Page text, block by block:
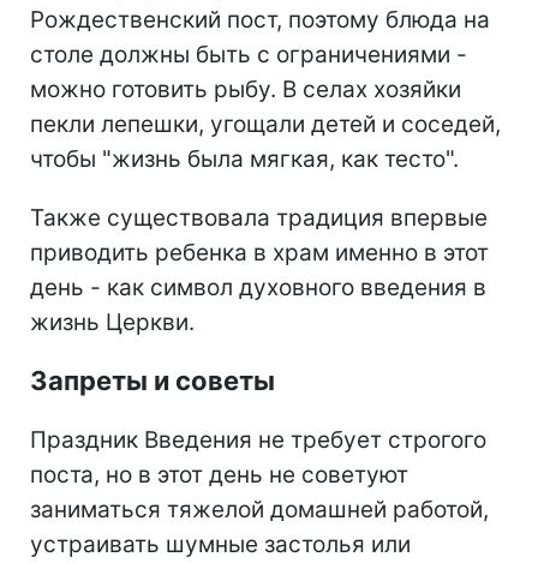
Рождественский пост, поэтому блюда на
столе должны быть с ограничениями -
можно готовить рыбу. В селах хозяйки
пекли лепешки, угощали детей и соседей,
чтобы "жизнь была мягкая, как тесто".
Также существовала традиция впервые
приводить ребенка в храм именно в этот
день - как символ духовного введения в
жизнь Церкви.
Запреты и советы
Праздник Введения не требует строгого
поста, но в этот день не советуют
заниматься тяжелой домашней работой,
устраивать шумные застолья или